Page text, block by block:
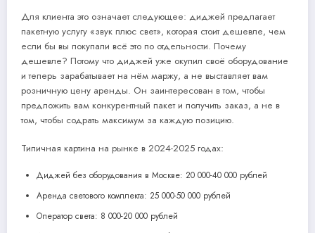
Для клиента это означает следующее: диджей предлагает
пакетную услугу «звук плюс свет», которая стоит дешевле, чем
если бы вы покупали всё это по отдельности. Почему
дешевле? Потому что диджей уже окупил своё оборудование
и теперь зарабатывает на нём маржу, а не выставляет вам
розничную цену аренды. Он заинтересован в том, чтобы
предложить вам конкурентный пакет и получить заказ, а не в
том, чтобы содрать максимум за каждую позицию.
Типичная картина на рынке в 2024-2025 годах:
Диджей без оборудования в Москве: 20 000-40 000 рублей
Аренда светового комплекта: 25 000-50 000 рублей
Оператор света: 8 000-20 000 рублей